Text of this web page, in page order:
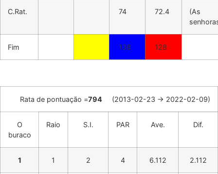
C.Rat. 74 72.4
(As
Fim 138 128
Rata de pontuação =794 (2013-02-23 -> 2022-02-09)
O
buraco
Raio S.I. PAR Ave. Dif.
1 1 2 4 6.112 2.112